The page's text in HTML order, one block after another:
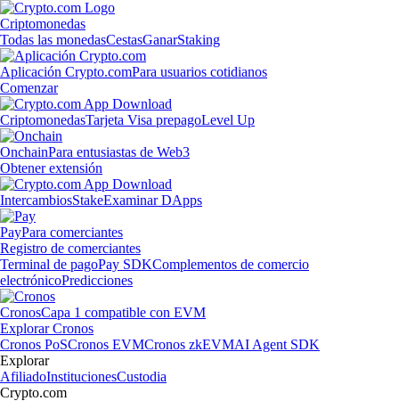
Criptomonedas
Todas las monedasCestasGanarStaking
Aplicación Crypto.comPara usuarios cotidianos
Comenzar
CriptomonedasTarjeta Visa prepagoLevel Up
OnchainPara entusiastas de Web3
Obtener extensión
IntercambiosStakeExaminar DApps
PayPara comerciantes
Registro de comerciantes
Terminal de pagoPay SDKComplementos de comercio
electrónicoPredicciones
CronosCapa 1 compatible con EVM
Explorar Cronos
Cronos PoSCronos EVMCronos zkEVMAI Agent SDK
Explorar
AfiliadoInstitucionesCustodia
Crypto.com